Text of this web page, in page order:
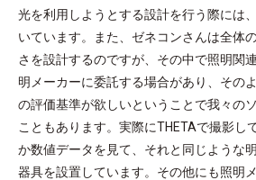
光を利用しようとする設計を行う際には
いています。また、ゼネコンさんは全体
さを設計するのですが、その中で照明関
明メーカーに委託する場合があり、その
の評価基準が欲しいということで我々の
こともあります。実際にTHETAで撮影し
か数値データを見て、それと同じような
器具を設置しています。その他にも照明